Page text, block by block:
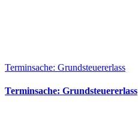
Terminsache: Grundsteuererlass
Terminsache: Grundsteuererlass